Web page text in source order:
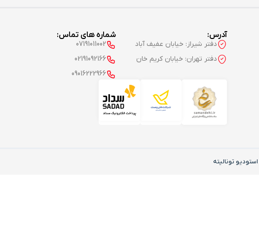
آدرس:
دفتر شیراز: خیابان عفیف آباد
دفتر تهران: خیابان کریم خان
شماره های تماس:
07191011002
02191092166
09016222966
استودیو تونالیته